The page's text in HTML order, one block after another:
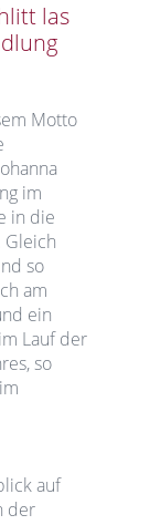
las
Motto
im
in die
Gleich
so
am
ein
Lauf der
so
auf
der